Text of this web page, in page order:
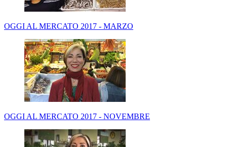
OGGI AL MERCATO 2017 - MARZO
OGGI AL MERCATO 2017 - NOVEMBRE